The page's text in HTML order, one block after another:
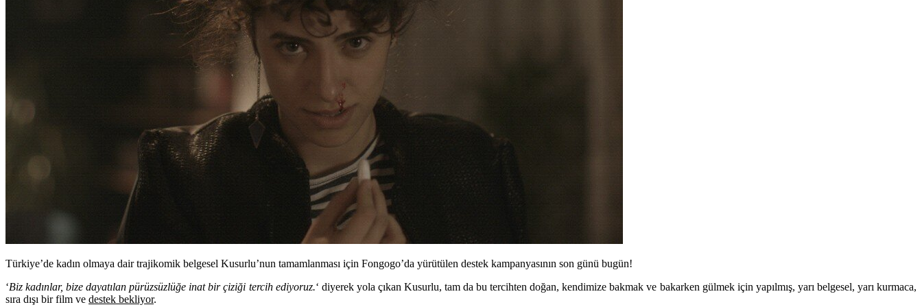
Türkiye’de kadın olmaya dair trajikomik belgesel Kusurlu’nun tamamlanması için Fongogo’da yürütülen destek kampanyasının son günü bugün!
‘Biz kadınlar, bize dayatılan pürüzsüzlüğe inat bir çiziği tercih ediyoruz.‘ diyerek yola çıkan Kusurlu, tam da bu tercihten doğan, kendimize bakmak ve bakarken gülmek için yapılmış, yarı belgesel, yarı kurmaca,
sıra dışı bir film ve destek bekliyor.